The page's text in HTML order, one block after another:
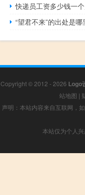
快递员工资多少钱一个
“望君不来”的出处是哪
Copyright © 2012 - 2026 Logo
站地图 |
声明：本站内容来自互联网，
本站仅为个人